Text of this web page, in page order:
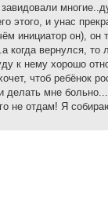
этого, и унас
инициатор он),
когда вернулся, то
к нему хорошо
чтоб ребёнок
делать мне
не отдам! Я